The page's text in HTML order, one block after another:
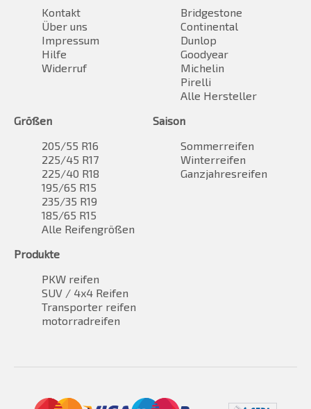
Kontakt
Über uns
Impressum
Hilfe
Widerruf
Bridgestone
Continental
Dunlop
Goodyear
Michelin
Pirelli
Alle Hersteller
Größen
205/55 R16
225/45 R17
225/40 R18
195/65 R15
235/35 R19
185/65 R15
Alle Reifengrößen
Saison
Sommerreifen
Winterreifen
Ganzjahresreifen
Produkte
PKW reifen
SUV / 4x4 Reifen
Transporter reifen
motorradreifen